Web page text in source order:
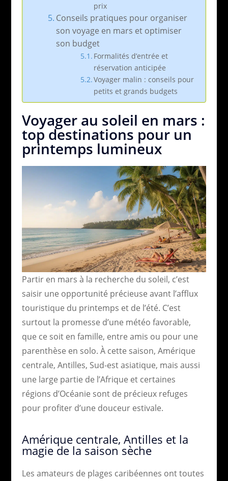
prix
Conseils pratiques pour organiser
son voyage en mars et optimiser
son budget
Formalités d’entrée et
réservation anticipée
Voyager malin : conseils pour
petits et grands budgets
Voyager au soleil en mars :
top destinations pour un
printemps lumineux
Partir en mars à la recherche du soleil, c’est
saisir une opportunité précieuse avant l’afflux
touristique du printemps et de l’été. C’est
surtout la promesse d’une météo favorable,
que ce soit en famille, entre amis ou pour une
parenthèse en solo. À cette saison, Amérique
centrale, Antilles, Sud-est asiatique, mais aussi
une large partie de l’Afrique et certaines
régions d’Océanie sont de précieux refuges
pour profiter d’une douceur estivale.
Amérique centrale, Antilles et la
magie de la saison sèche
Les amateurs de plages caribéennes ont toutes